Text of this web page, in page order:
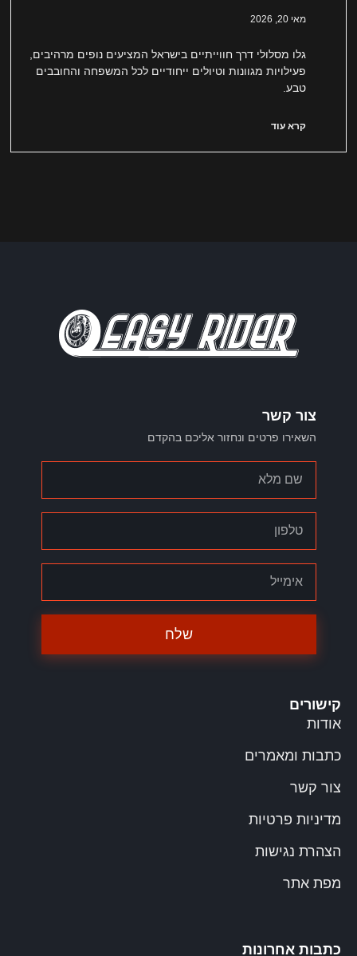
מאי 20, 2026
גלו מסלולי דרך חווייתיים בישראל המציעים נופים מרהיבים,
פעילויות מגוונות וטיולים ייחודיים לכל המשפחה והחובבים
טבע.
קרא עוד
צור קשר
השאירו פרטים ונחזור אליכם בהקדם
שלח
קישורים
אודות
כתבות ומאמרים
צור קשר
מדיניות פרטיות
הצהרת נגישות
מפת אתר
כתבות אחרונות